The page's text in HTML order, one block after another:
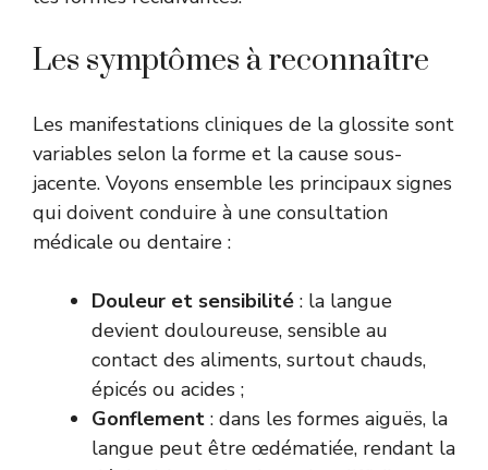
Les symptômes à reconnaître
Les manifestations cliniques de la glossite sont
variables selon la forme et la cause sous-
jacente. Voyons ensemble les principaux signes
qui doivent conduire à une consultation
médicale ou dentaire :
Douleur et sensibilité : la langue
devient douloureuse, sensible au
contact des aliments, surtout chauds,
épicés ou acides ;
Gonflement : dans les formes aiguës, la
langue peut être œdématiée, rendant la